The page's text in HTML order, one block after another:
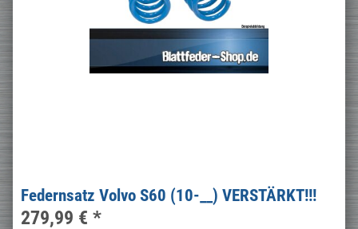
Federnsatz Volvo S60 (10-__) VERSTÄRKT!!!
279,99 € *